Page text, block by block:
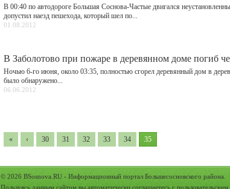
В 00:40 по автодороге Большая Соснова-Частые двигался
допустил наезд пешехода, который шел по...
01.08.2012
В Заболотово при пожаре в деревянном доме погиб
Ночью 6-го июня, около 03:35, полностью сгорел деревянный дом в
было обнаружено...
06.06.2012
« ‹ 30 31 32 33 34 35
© 2026 BSosnova.RU - Информационный портал Большесосновского района.
Пользуясь данным сайтом вы автоматически соглашаетесь с